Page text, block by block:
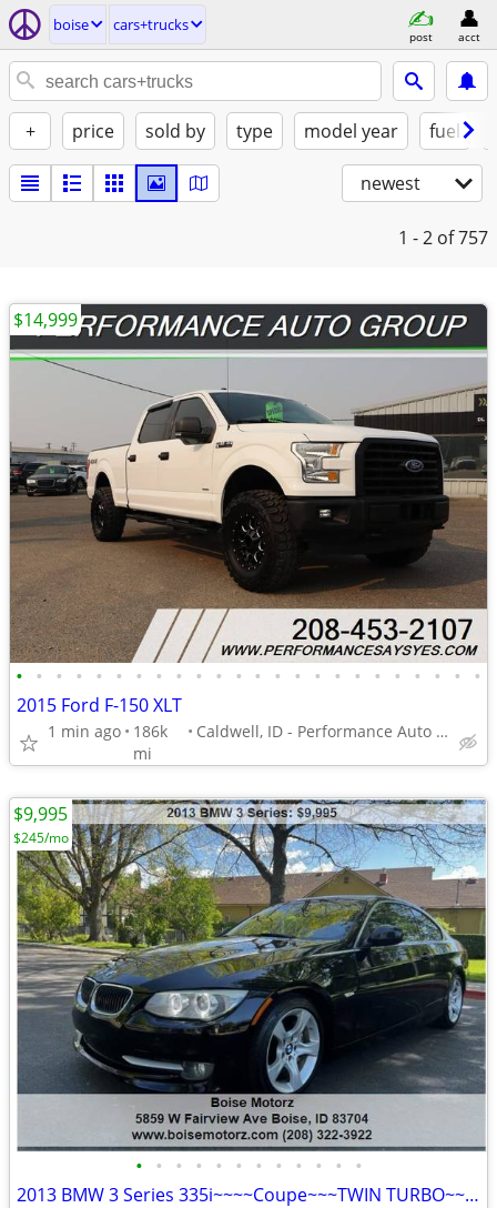
boise cars+trucks
post acct
+ price sold by type model year fuel
newest
1 - 2 of 757
• • • • • • • • • • • • • • • • • • • • • • • •
2015 Ford F-150 XLT
1 min ago
186k
mi
Caldwell, ID - Performance Auto Group
$14,999
• • • • • • • • • • • •
2013 BMW 3 Series 335i~~~~Coupe~~~TWIN TURBO~~~~~LOW MILES~~~
$9,995
$245/mo